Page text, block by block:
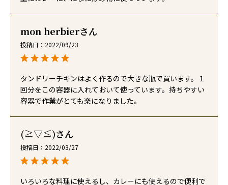
mon herbier
投稿日 2022/09/23
タンドリーチキンはよく作るので大きな瓶で買います。１
回分をこの容器に入れておいて使っています。持ちやすい
容器で作業がとても楽になりました。
(≧▽≦)
投稿日 2022/03/27
いろいろな料理に使えるし、カレーにも使えるので便利で